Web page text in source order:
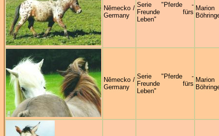
Německo /
Germany
Serie "Pferde -
Freunde fürs
Leben"
Marion
Německo /
Germany
Serie "Pferde -
Freunde fürs
Leben"
Marion